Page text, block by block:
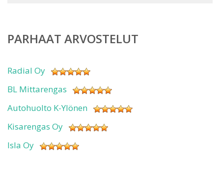
PARHAAT ARVOSTELUT
Radial Oy
BL Mittarengas
Autohuolto K-Ylönen
Kisarengas Oy
Isla Oy